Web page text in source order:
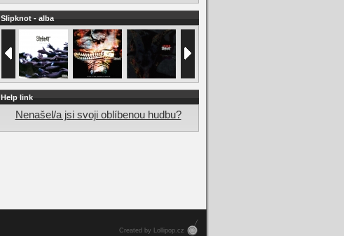
Slipknot - alba
Help link
Nenašel/a jsi svoji oblíbenou hudbu?
Created by Lollipop.cz